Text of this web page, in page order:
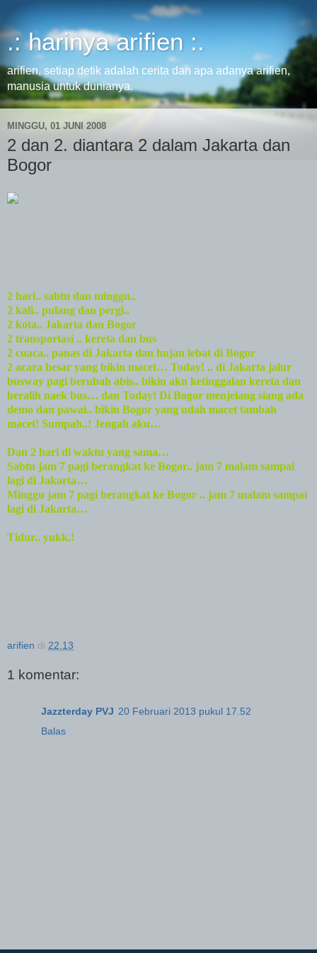
.: harinya arifien :.
arifien, setiap detik adalah cerita dan apa adanya arifien,
manusia untuk dunianya.
MINGGU, 01 JUNI 2008
2 dan 2. diantara 2 dalam Jakarta dan
Bogor
2 hari.. sabtu dan minggu..
2 kali.. pulang dan pergi..
2 kota.. Jakarta dan Bogor
2 transportasi .. kereta dan bus
2 cuaca.. panas di Jakarta dan hujan lebat di Bogor
2 acara besar yang bikin macet… Today! .. di Jakarta jalur
busway pagi berubah abis.. bikin aku ketinggalan kereta dan
beralih naek bus… dan Today! Di Bogor menjelang siang ada
demo dan pawai.. bikin Bogor yang udah macet tambah
macet! Sumpah..! Jengah aku…
Dan 2 hari di waktu yang sama…
Sabtu jam 7 pagi berangkat ke Bogor.. jam 7 malam sampai
lagi di Jakarta…
Minggu jam 7 pagi berangkat ke Bogor .. jam 7 malam sampai
lagi di Jakarta…
Tidur.. yukk.!
arifien di 22.13
1 komentar:
Jazzterday PVJ 20 Februari 2013 pukul 17.52
Balas